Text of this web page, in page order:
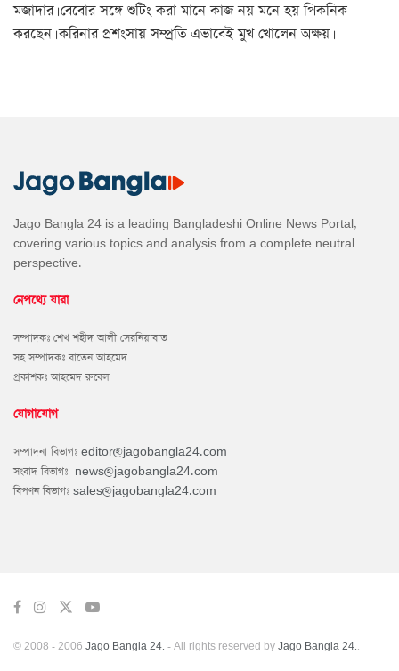
মজাদার। বেবোর সঙ্গে শুটিং করা মানে কাজ নয় মনে হয় পিকনিক
করছেন। করিনার প্রশংসায় সম্প্রতি এভাবেই মুখ খোলেন অক্ষয়।
Jago Bangla 24 is a leading Bangladeshi Online News Portal,
covering various topics and analysis from a complete neutral
perspective.
নেপথ্যে যারা
সম্পাদকঃ শেখ শহীদ আলী সেরনিয়াবাত
সহ সম্পাদকঃ বাতেন আহমেদ
প্রকাশকঃ আহমেদ রুবেল
যোগাযোগ
সম্পাদনা বিভাগঃ editor@jagobangla24.com
সংবাদ বিভাগঃ news@jagobangla24.com
বিপণন বিভাগঃ sales@jagobangla24.com
© 2008 - 2006 Jago Bangla 24. - All rights reserved by Jago Bangla 24..